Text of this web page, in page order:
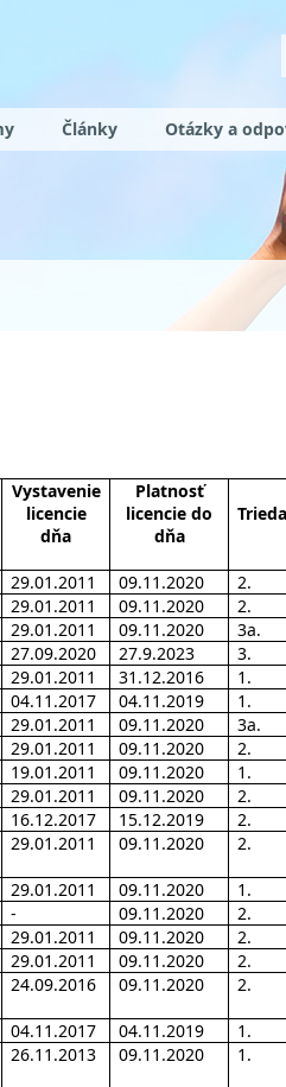
Články Otázky a
Vystavenie
licencie
dňa
Platnosť
licencie do
dňa
Trieda
29.01.2011 09.11.2020 2.
29.01.2011 09.11.2020 2.
29.01.2011 09.11.2020 3a.
27.09.2020 27.9.2023 3.
29.01.2011 31.12.2016 1.
04.11.2017 04.11.2019 1.
29.01.2011 09.11.2020 3a.
29.01.2011 09.11.2020 2.
19.01.2011 09.11.2020 1.
29.01.2011 09.11.2020 2.
16.12.2017 15.12.2019 2.
29.01.2011 09.11.2020 2.
29.01.2011 09.11.2020 1.
- 09.11.2020 2.
29.01.2011 09.11.2020 2.
29.01.2011 09.11.2020 2.
24.09.2016 09.11.2020 2.
04.11.2017 04.11.2019 1.
26.11.2013 09.11.2020 1.